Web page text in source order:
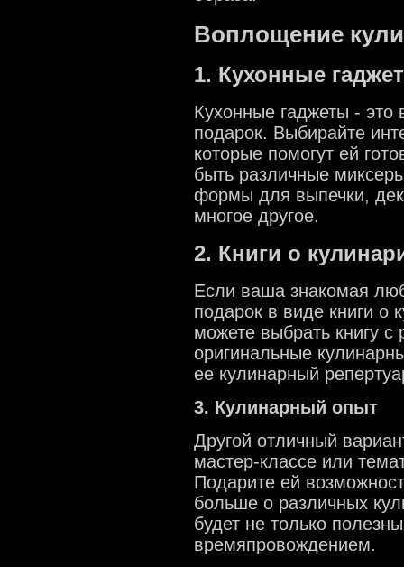
Воплощение
1. Кухонные
Кухонные гаджеты - это
подарок. Выбирайте
которые помогут ей
быть различные
формы для выпечки,
многое другое.
2. Книги о
Если ваша знакомая
подарок в виде книги о
можете выбрать книгу
оригинальные
ее кулинарный
3. Кулинарный опыт
Другой отличный
мастер-классе или
Подарите ей
больше о различных
будет не только
времяпровождением.